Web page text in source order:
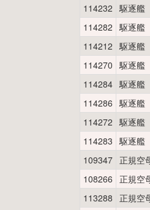
114232 駆逐艦
114282 駆逐艦
114212 駆逐艦
114270 駆逐艦
114284 駆逐艦
114286 駆逐艦
114272 駆逐艦
114283 駆逐艦
109347 正規空
108266 正規空
113288
正規空